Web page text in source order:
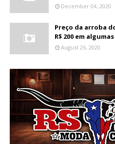
December 04, 2020
Preço da arroba
R$ 200 em
August 26, 2020